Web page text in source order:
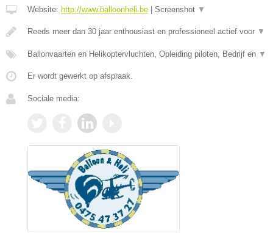
Website: http://www.balloonheli.be | Screenshot ▼
Reeds meer dan 30 jaar enthousiast en professioneel actief voor ▼
Ballonvaarten en Helikoptervluchten, Opleiding piloten, Bedrijf en ▼
Er wordt gewerkt op afspraak.
Sociale media: